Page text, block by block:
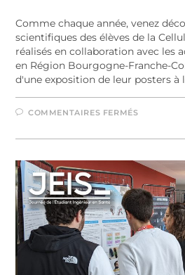
Comme chaque année, venez
scientifiques des élèves de la
réalisés en collaboration avec les
en Région Bourgogne-Franche-
d'une exposition de leur posters à
COMMENTAIRES FERMÉS